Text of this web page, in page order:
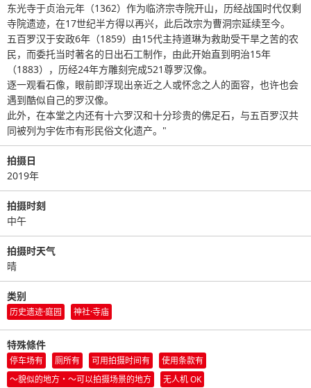
东光寺于贞治元年（1362）作为临济宗寺院开山，历经战国时代仅剩
寺院遗迹，在17世纪半方得以再兴，此后改宗为曹洞宗延续至今。
五百罗汉于安政6年（1859）由15代主持道琳为救助受干旱之苦的农
民，而委托当时著名的日出石工制作，由此开始直到明治15年
（1883），历经24年方雕刻完成521尊罗汉像。
逐一观看石像，眼前即浮现出亲近之人或怀念之人的面容，也许也会
遇到酷似自己的罗汉像。
此外，在本堂之内还有十六罗汉和十分珍贵的佛足石，与五百罗汉共
同被列为宇佐市有形民俗文化遗产。"
拍摄日
2019年
拍摄时刻
中午
拍摄时天气
晴
类别
历史遗迹·庭园 神社·寺庙
特殊條件
停车场有 厕所有 可用拍摄时间有
使用条款有
〜貌似的地方・〜可以拍摄场景的地方
无人机 OK